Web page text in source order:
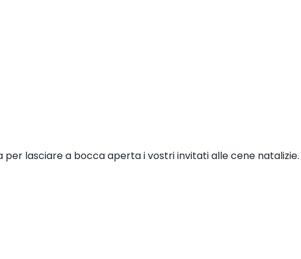
per lasciare a bocca aperta i vostri invitati alle cene natalizie.